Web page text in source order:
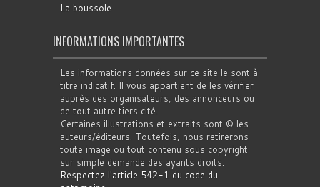
La boussole
INFORMATIONS IMPORTANTES
Les informations données sur ce site le sont à
titre indicatif. Il vous appartient de les vérifier
auprès des organisateurs, des annonceurs ou
de tout autre tiers cité.
Certaines illustrations et extraits sont © les
auteurs/éditeurs. Toutefois, nous retirerons
toute image ou tout contenu sous copyright
sur simple demande des ayants droits.
Respectez l'article 542-1 du code du